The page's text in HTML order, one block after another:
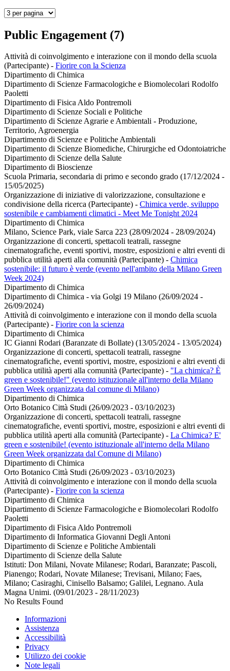
Public Engagement (7)
Attività di coinvolgimento e interazione con il mondo della scuola
(Partecipante) - Fiorire con la Scienza
Dipartimento di Chimica
Dipartimento di Scienze Farmacologiche e Biomolecolari Rodolfo
Paoletti
Dipartimento di Fisica Aldo Pontremoli
Dipartimento di Scienze Sociali e Politiche
Dipartimento di Scienze Agrarie e Ambientali - Produzione,
Territorio, Agroenergia
Dipartimento di Scienze e Politiche Ambientali
Dipartimento di Scienze Biomediche, Chirurgiche ed Odontoiatriche
Dipartimento di Scienze della Salute
Dipartimento di Bioscienze
Scuola Primaria, secondaria di primo e secondo grado (17/12/2024 -
15/05/2025)
Organizzazione di iniziative di valorizzazione, consultazione e
condivisione della ricerca (Partecipante) - Chimica verde, sviluppo
sostenibile e cambiamenti climatici - Meet Me Tonight 2024
Dipartimento di Chimica
Milano, Science Park, viale Sarca 223 (28/09/2024 - 28/09/2024)
Organizzazione di concerti, spettacoli teatrali, rassegne
cinematografiche, eventi sportivi, mostre, esposizioni e altri eventi di
pubblica utilità aperti alla comunità (Partecipante) - Chimica
sostenibile: il futuro è verde (evento nell'ambito della Milano Green
Week 2024)
Dipartimento di Chimica
Dipartimento di Chimica - via Golgi 19 Milano (26/09/2024 -
26/09/2024)
Attività di coinvolgimento e interazione con il mondo della scuola
(Partecipante) - Fiorire con la scienza
Dipartimento di Chimica
IC Gianni Rodari (Baranzate di Bollate) (13/05/2024 - 13/05/2024)
Organizzazione di concerti, spettacoli teatrali, rassegne
cinematografiche, eventi sportivi, mostre, esposizioni e altri eventi di
pubblica utilità aperti alla comunità (Partecipante) - "La chimica? È
green e sostenibile!" (evento istituzionale all'interno della Milano
Green Week organizzata dal comune di Milano)
Dipartimento di Chimica
Orto Botanico Città Studi (26/09/2023 - 03/10/2023)
Organizzazione di concerti, spettacoli teatrali, rassegne
cinematografiche, eventi sportivi, mostre, esposizioni e altri eventi di
pubblica utilità aperti alla comunità (Partecipante) - La Chimica? E'
green e sostenibile! (evento istituzionale all'interno della Milano
Green Week organizzata dal Comune di Milano)
Dipartimento di Chimica
Orto Botanico Città Studi (26/09/2023 - 03/10/2023)
Attività di coinvolgimento e interazione con il mondo della scuola
(Partecipante) - Fiorire con la scienza
Dipartimento di Chimica
Dipartimento di Scienze Farmacologiche e Biomolecolari Rodolfo
Paoletti
Dipartimento di Fisica Aldo Pontremoli
Dipartimento di Informatica Giovanni Degli Antoni
Dipartimento di Scienze e Politiche Ambientali
Dipartimento di Scienze della Salute
Istituti: Don Milani, Novate Milanese; Rodari, Baranzate; Pascoli,
Pianengo; Rodari, Novate Milanese; Trevisani, Milano; Faes,
Milano; Casiraghi, Cinisello Balsamo; Galilei, Legnano. Aula
Magna Unimi. (09/01/2023 - 28/11/2023)
No Results Found
Informazioni
Assistenza
Accessibilità
Privacy
Utilizzo dei cookie
Note legali